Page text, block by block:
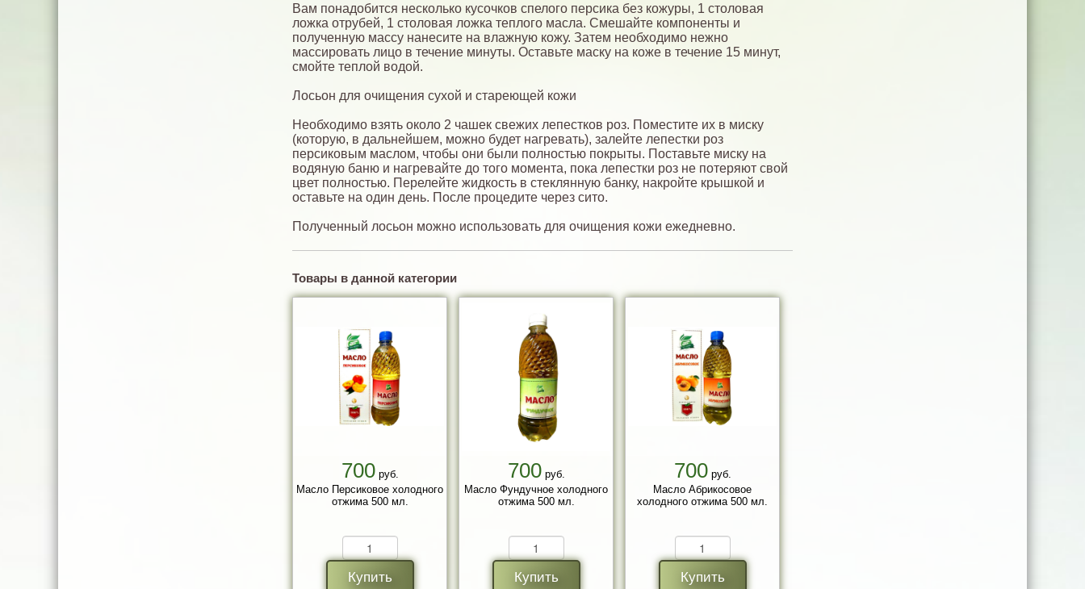
Вам понадобится несколько кусочков спелого персика без кожуры, 1 столовая
ложка отрубей, 1 столовая ложка теплого масла. Смешайте компоненты и
полученную массу нанесите на влажную кожу. Затем необходимо нежно
массировать лицо в течение минуты. Оставьте маску на коже в течение 15 минут,
смойте теплой водой.
Лосьон для очищения сухой и стареющей кожи
Необходимо взять около 2 чашек свежих лепестков роз. Поместите их в миску
(которую, в дальнейшем, можно будет нагревать), залейте лепестки роз
персиковым маслом, чтобы они были полностью покрыты. Поставьте миску на
водяную баню и нагревайте до того момента, пока лепестки роз не потеряют свой
цвет полностью. Перелейте жидкость в стеклянную банку, накройте крышкой и
оставьте на один день. После процедите через сито.
Полученный лосьон можно использовать для очищения кожи ежедневно.
Товары в данной категории
700руб.
Масло Персиковое холодного
отжима 500 мл.
Купить
700руб.
Масло Фундучное холодного
отжима 500 мл.
Купить
700руб.
Масло Абрикосовое
холодного отжима 500 мл.
Купить